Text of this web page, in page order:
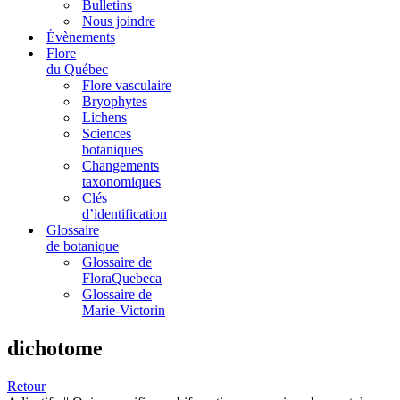
Bulletins
Nous joindre
Évènements
Flore
du Québec
Flore vasculaire
Bryophytes
Lichens
Sciences
botaniques
Changements
taxonomiques
Clés
d’identification
Glossaire
de botanique
Glossaire de
FloraQuebeca
Glossaire de
Marie-Victorin
dichotome
Retour